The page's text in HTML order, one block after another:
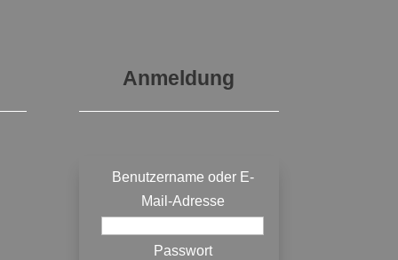
Anmeldung
Benutzername oder E-
Mail-Adresse
Passwort